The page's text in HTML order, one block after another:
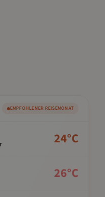
EMPFOHLENER REISEMONAT
24°C
26°C